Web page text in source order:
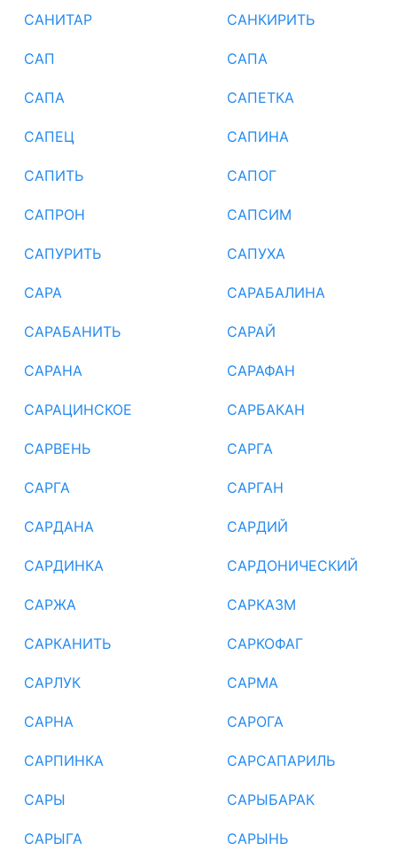
САНИТАР САНКИРИТЬ
САП САПА
САПА САПЕТКА
САПЕЦ САПИНА
САПИТЬ САПОГ
САПРОН САПСИМ
САПУРИТЬ САПУХА
САРА САРАБАЛИНА
САРАБАНИТЬ САРАЙ
САРАНА САРАФАН
САРАЦИНСКОЕ САРБАКАН
САРВЕНЬ САРГА
САРГА САРГАН
САРДАНА САРДИЙ
САРДИНКА САРДОНИЧЕСКИЙ
САРЖА САРКАЗМ
САРКАНИТЬ САРКОФАГ
САРЛУК САРМА
САРНА САРОГА
САРПИНКА САРСАПАРИЛЬ
САРЫ САРЫБАРАК
САРЫГА САРЫНЬ